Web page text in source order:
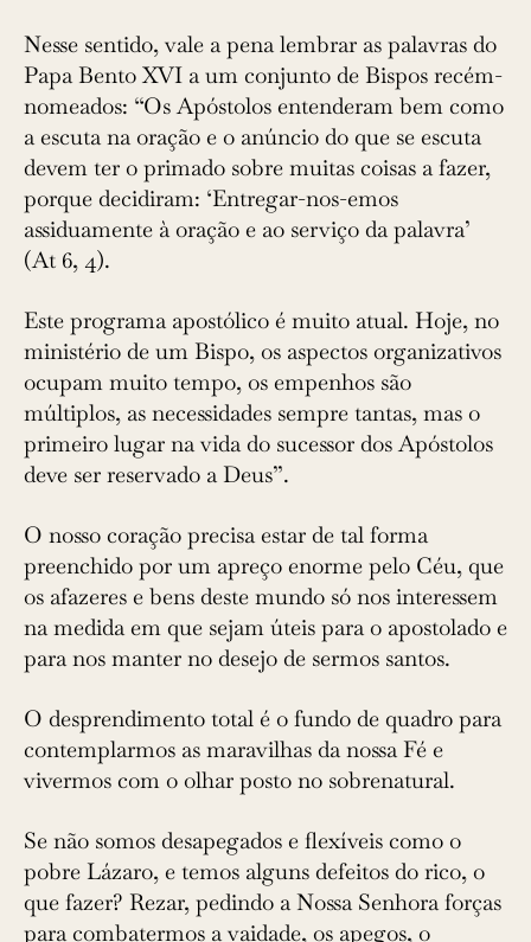
Nesse sentido, vale a pena lembrar as palavras do
Papa Bento XVI a um conjunto de Bispos recém-
nomeados: “Os Apóstolos entenderam bem como
a escuta na oração e o anúncio do que se escuta
devem ter o primado sobre muitas coisas a fazer,
porque decidiram: ‘Entregar-nos-emos
assiduamente à oração e ao serviço da palavra’
(At 6, 4).
Este programa apostólico é muito atual. Hoje, no
ministério de um Bispo, os aspectos organizativos
ocupam muito tempo, os empenhos são
múltiplos, as necessidades sempre tantas, mas o
primeiro lugar na vida do sucessor dos Apóstolos
deve ser reservado a Deus”.
O nosso coração precisa estar de tal forma
preenchido por um apreço enorme pelo Céu, que
os afazeres e bens deste mundo só nos interessem
na medida em que sejam úteis para o apostolado e
para nos manter no desejo de sermos santos.
O desprendimento total é o fundo de quadro para
contemplarmos as maravilhas da nossa Fé e
vivermos com o olhar posto no sobrenatural.
Se não somos desapegados e flexíveis como o
pobre Lázaro, e temos alguns defeitos do rico, o
que fazer? Rezar, pedindo a Nossa Senhora forças
para combatermos a vaidade, os apegos, o